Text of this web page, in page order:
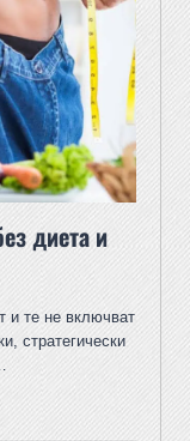
диета и
и те не включват
стратегически